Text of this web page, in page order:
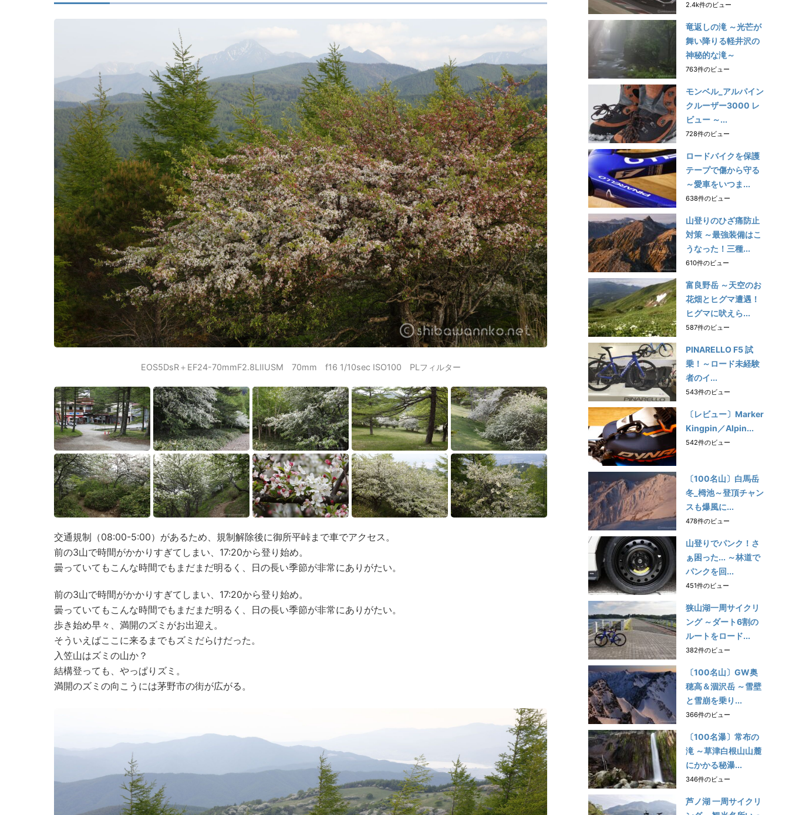
EOS5DsR＋EF24-70mmF2.8LⅡUSM 70mm f16 1/10sec ISO100 PLフィルター
交通規制（08:00-5:00）があるため、規制解除後に御所平峠まで車でアクセス。
前の3山で時間がかかりすぎてしまい、17:20から登り始め。
曇っていてもこんな時間でもまだまだ明るく、日の長い季節が非常にありがたい。
前の3山で時間がかかりすぎてしまい、17:20から登り始め。
曇っていてもこんな時間でもまだまだ明るく、日の長い季節が非常にありがたい。
歩き始め早々、満開のズミがお出迎え。
そういえばここに来るまでもズミだらけだった。
入笠山はズミの山か？
結構登っても、やっぱりズミ。
満開のズミの向こうには茅野市の街が広がる。
2.4k件のビュー
竜返しの滝 ～光芒が
舞い降りる軽井沢の
神秘的な滝～
763件のビュー
モンベル_アルパイン
クルーザー3000 レ
ビュー ～...
728件のビュー
ロードバイクを保護
テープで傷から守る
～愛車をいつま...
638件のビュー
山登りのひざ痛防止
対策 ～最強装備はこ
うなった！三種...
610件のビュー
富良野岳 ～天空のお
花畑とヒグマ遭遇！
ヒグマに吠えら...
587件のビュー
PINARELLO F5 試
乗！～ロード未経験
者のイ...
543件のビュー
〔レビュー〕Marker
Kingpin／Alpin...
542件のビュー
〔100名山〕白馬岳
冬_栂池～登頂チャン
スも爆風に...
478件のビュー
山登りでパンク！さ
ぁ困った... ～林道で
パンクを回...
451件のビュー
狭山湖一周サイクリ
ング ～ダート6割の
ルートをロード...
382件のビュー
〔100名山〕GW奥
穂高＆涸沢岳 ～雪壁
と雪崩を乗り...
366件のビュー
〔100名瀑〕常布の
滝 ～草津白根山山麓
にかかる秘瀑...
346件のビュー
芦ノ湖 一周サイクリ